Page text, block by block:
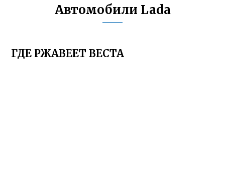
Автомобили Lada
ГДЕ РЖАВЕЕТ ВЕСТА